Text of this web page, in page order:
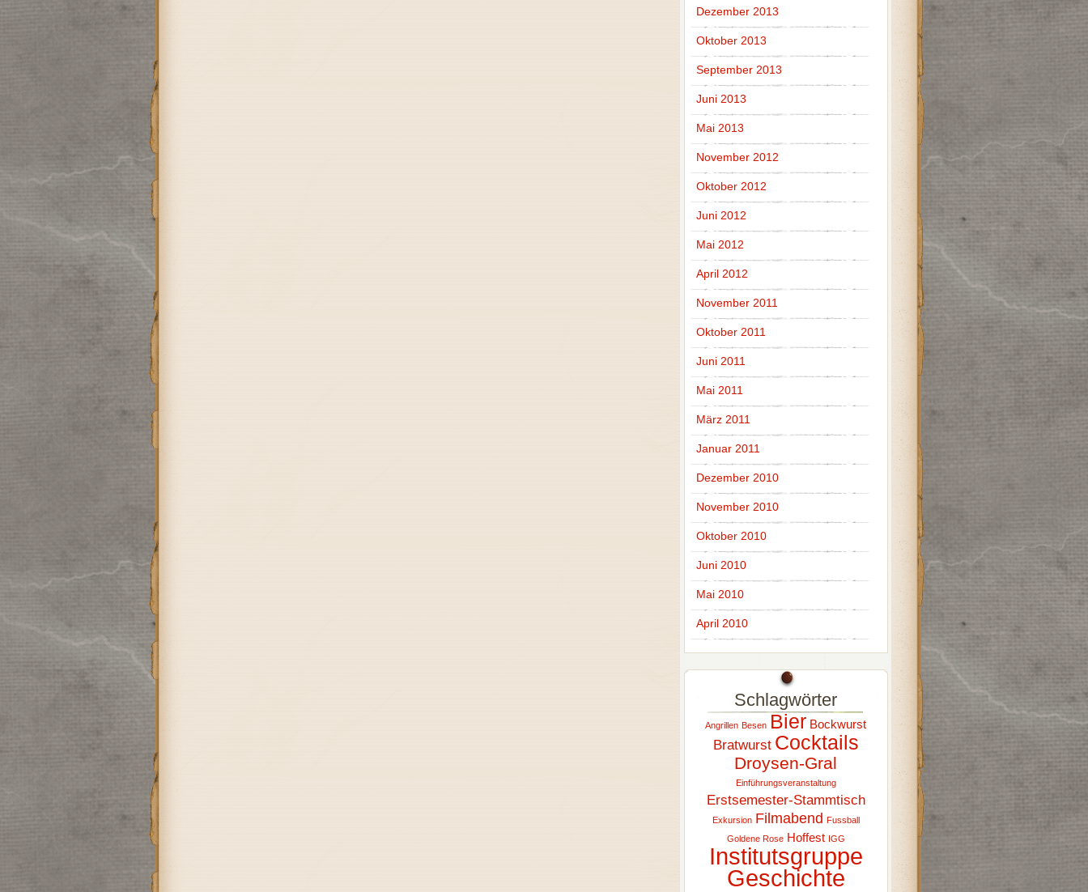
Dezember 2013
Oktober 2013
September 2013
Juni 2013
Mai 2013
November 2012
Oktober 2012
Juni 2012
Mai 2012
April 2012
November 2011
Oktober 2011
Juni 2011
Mai 2011
März 2011
Januar 2011
Dezember 2010
November 2010
Oktober 2010
Juni 2010
Mai 2010
April 2010
Schlagwörter
Angrillen Besen Bier Bockwurst
Bratwurst Cocktails
Droysen-Gral
Einführungsveranstaltung
Erstsemester-Stammtisch
Exkursion Filmabend Fussball
Goldene Rose Hoffest IGG
Institutsgruppe
Geschichte